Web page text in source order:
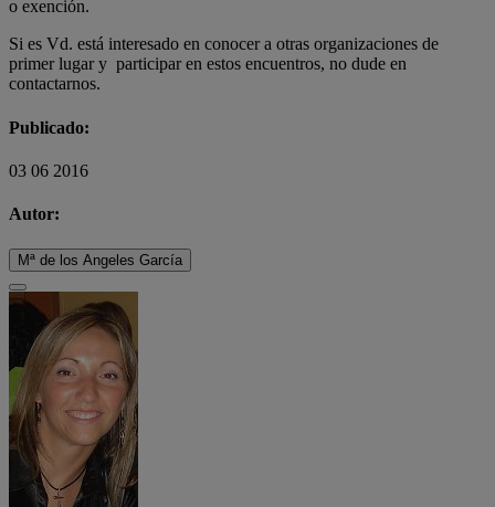
o exención.
Si es Vd. está interesado en conocer a otras organizaciones de
primer lugar y participar en estos encuentros, no dude en
contactarnos.
Publicado:
03 06 2016
Autor:
Mª de los Angeles García